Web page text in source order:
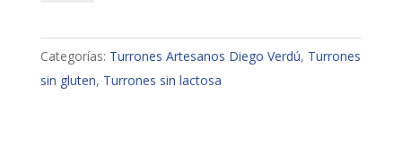
Categorías: Turrones Artesanos Diego Verdú, Turrones
sin gluten, Turrones sin lactosa